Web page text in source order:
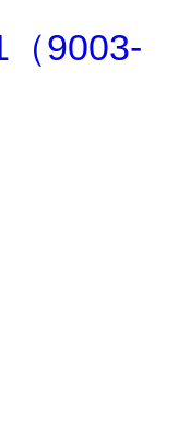
9003-